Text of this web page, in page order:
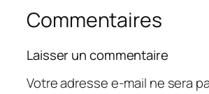
Commentaires
Laisser un commentaire
Votre adresse e-mail ne sera